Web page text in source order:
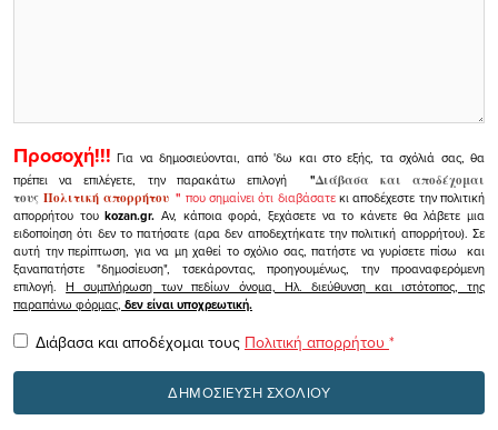
Προσοχή!!! Για να δημοσιεύονται, από 'δω και στο εξής, τα σχόλιά σας, θα
πρέπει να επιλέγετε, την παρακάτω επιλογή
"Διάβασα και αποδέχομαι
τουςΠολιτική απορρήτου" που σημαίνει ότι διαβάσατεκι αποδέχεστε την πολιτική
απορρήτου τουkozan.gr. Αν, κάποια φορά, ξεχάσετε να το κάνετε θα λάβετε μια
ειδοποίηση ότι δεν το πατήσατε (αρα δεν αποδεχτήκατε την πολιτική απορρήτου). Σε
αυτή την περίπτωση, για να μη χαθεί το σχόλιο σας, πατήστε να γυρίσετε πίσω και
ξαναπατήστε "δημοσίευση", τσεκάροντας, προηγουμένως, την προαναφερόμενη
επιλογή.Η συμπλήρωση των πεδίων όνομα, Ηλ. διεύθυνση και ιστότοπος, της
παραπάνω φόρμας, δεν είναι υποχρεωτική.
Διάβασα και αποδέχομαι τους Πολιτική απορρήτου *